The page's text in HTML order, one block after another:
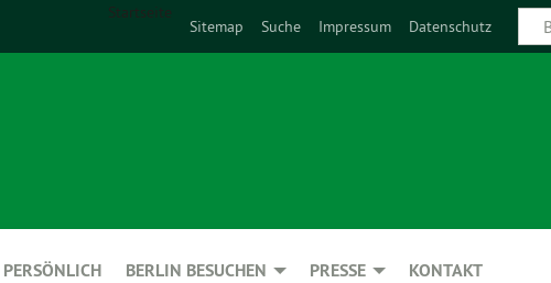
Startseite
Sitemap Suche Impressum Datenschutz
PERSÖNLICH BERLIN BESUCHEN PRESSE KONTAKT